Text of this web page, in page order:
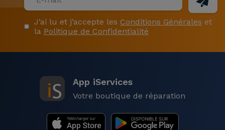
J’ai lu et j’accepte les Conditions Générales et
la Politique de Confidentialité
App iServices
Votre boutique de réparation